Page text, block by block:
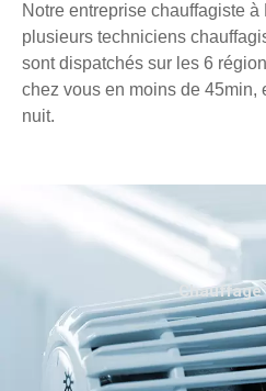
Notre entreprise chauffagiste
plusieurs techniciens
sont dispatchés sur les 6
chez vous en moins de 45min,
nuit.
Chauffage